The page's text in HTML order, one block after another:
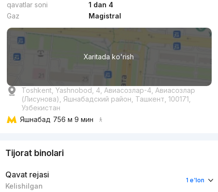
qavatlar soni
1 dan 4
Gaz
Magistral
Xaritada ko'rish
Toshkent, Yashnobod, 4, Авиасозлар-4, Авиасозлар
(Лисунова), Яшнабадский район, Ташкент, 100171,
Узбекистан
Яшнабад 756 м 9 мин
Tijorat binolari
Qavat rejasi
Kelishilgan
1 e'lon